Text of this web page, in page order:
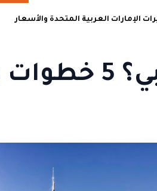
الإمارات العربية المتحدة والأسعار
هل رُفض طلب